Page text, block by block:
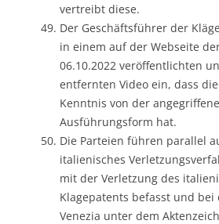
vertreibt diese.
Der Geschäftsführer der
in einem auf der Webseite
06.10.2022 veröffentlichten
entfernten Video ein, dass
Kenntnis von der
Ausführungsform hat.
Die Parteien führen parallel
italienisches
mit der Verletzung des
Klagepatents befasst und
Venezia unter dem